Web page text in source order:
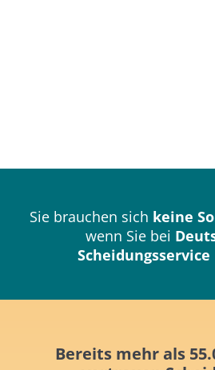
Sie brauchen sich keine
wenn Sie bei
Scheidungsservice
Bereits mehr als